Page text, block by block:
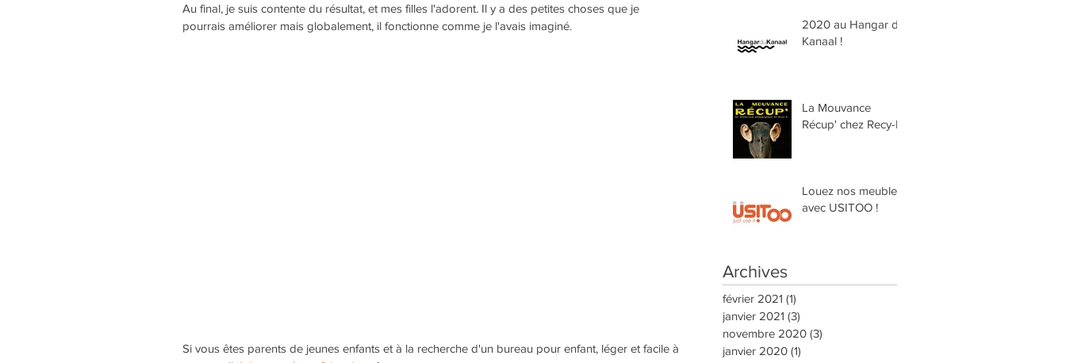
Au final, je suis contente du résultat, et mes filles l'adorent. Il y a des petites choses que je
pourrais améliorer mais globalement, il fonctionne comme je l'avais imaginé.
Si vous êtes parents de jeunes enfants et à la recherche d'un bureau pour enfant, léger et facile à
2020 au Hangar du
Kanaal !
La Mouvance
Récup' chez Recy-K
Louez nos meubles
avec USITOO !
Archives
février 2021 (1)
janvier 2021 (3)
novembre 2020 (3)
janvier 2020 (1)